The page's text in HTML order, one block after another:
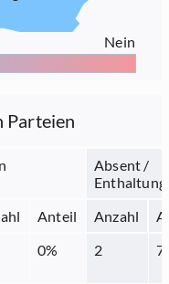
Nein
Parteien
Absent /
Enthaltung
Anteil Anzahl
0% 2